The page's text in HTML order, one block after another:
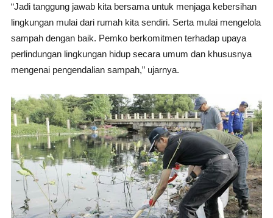
“Jadi tanggung jawab kita bersama untuk menjaga kebersihan
lingkungan mulai dari rumah kita sendiri. Serta mulai mengelola
sampah dengan baik. Pemko berkomitmen terhadap upaya
perlindungan lingkungan hidup secara umum dan khususnya
mengenai pengendalian sampah,” ujarnya.